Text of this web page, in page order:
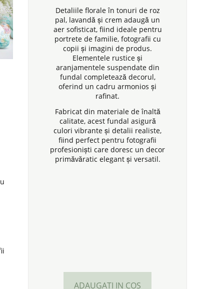
Detaliile florale în tonuri de roz
pal, lavandă și crem adaugă un
aer sofisticat, fiind ideale pentru
portrete de familie, fotografii cu
copii și imagini de produs.
Elementele rustice și
aranjamentele suspendate din
fundal completează decorul,
oferind un cadru armonios și
rafinat.
Fabricat din materiale de înaltă
calitate, acest fundal asigură
culori vibrante și detalii realiste,
fiind perfect pentru fotografii
profesioniști care doresc un decor
primăvăratic elegant și versatil.
ADAUGATI IN COS